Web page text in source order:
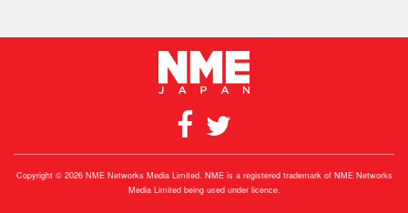
Copyright © 2026 NME Networks Media Limited. NME is a registered trademark of NME Networks
Media Limited being used under licence.